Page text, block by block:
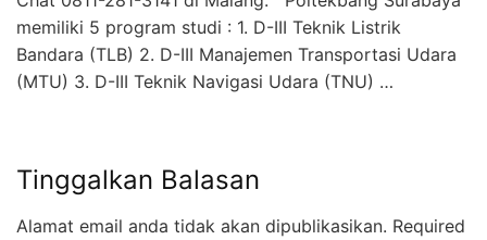
memiliki 5 program studi : 1. D-III Teknik Listrik
Bandara (TLB) 2. D-III Manajemen Transportasi Udara
(MTU) 3. D-III Teknik Navigasi Udara (TNU) …
Tinggalkan Balasan
Alamat email anda tidak akan dipublikasikan. Required